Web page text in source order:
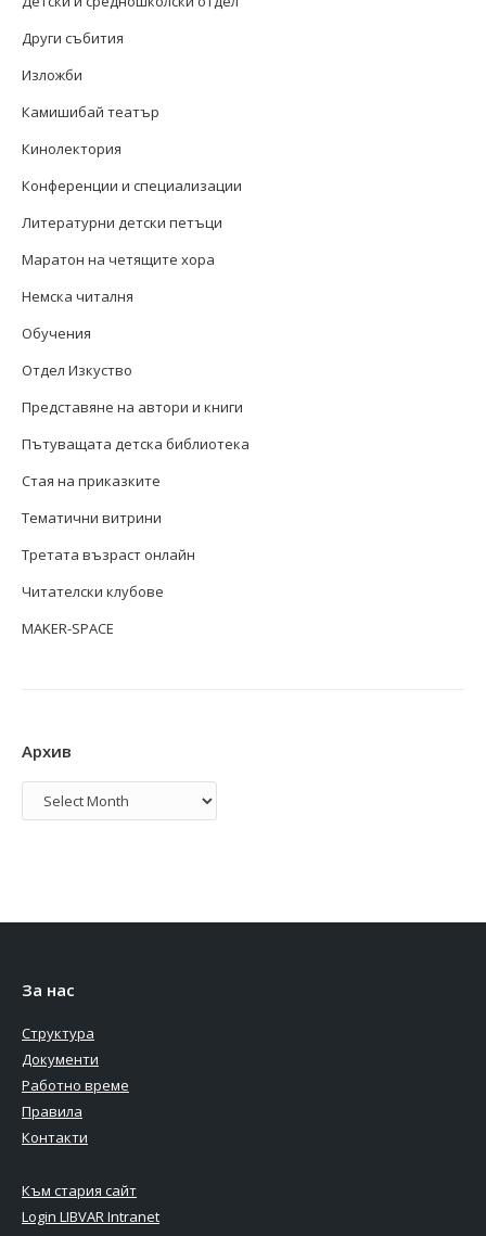
Други събития
Изложби
Камишибай театър
Кинолектория
Конференции и специализации
Литературни детски петъци
Маратон на четящите хора
Немска читалня
Обучения
Отдел Изкуство
Представяне на автори и книги
Пътуващата детска библиотека
Стая на приказките
Тематични витрини
Третата възраст онлайн
Читателски клубове
MAKER-SPACE
Архив
Архив
За нас
Структура
Документи
Работно време
Правила
Контакти
Към стария сайт
Login LIBVAR Intranet